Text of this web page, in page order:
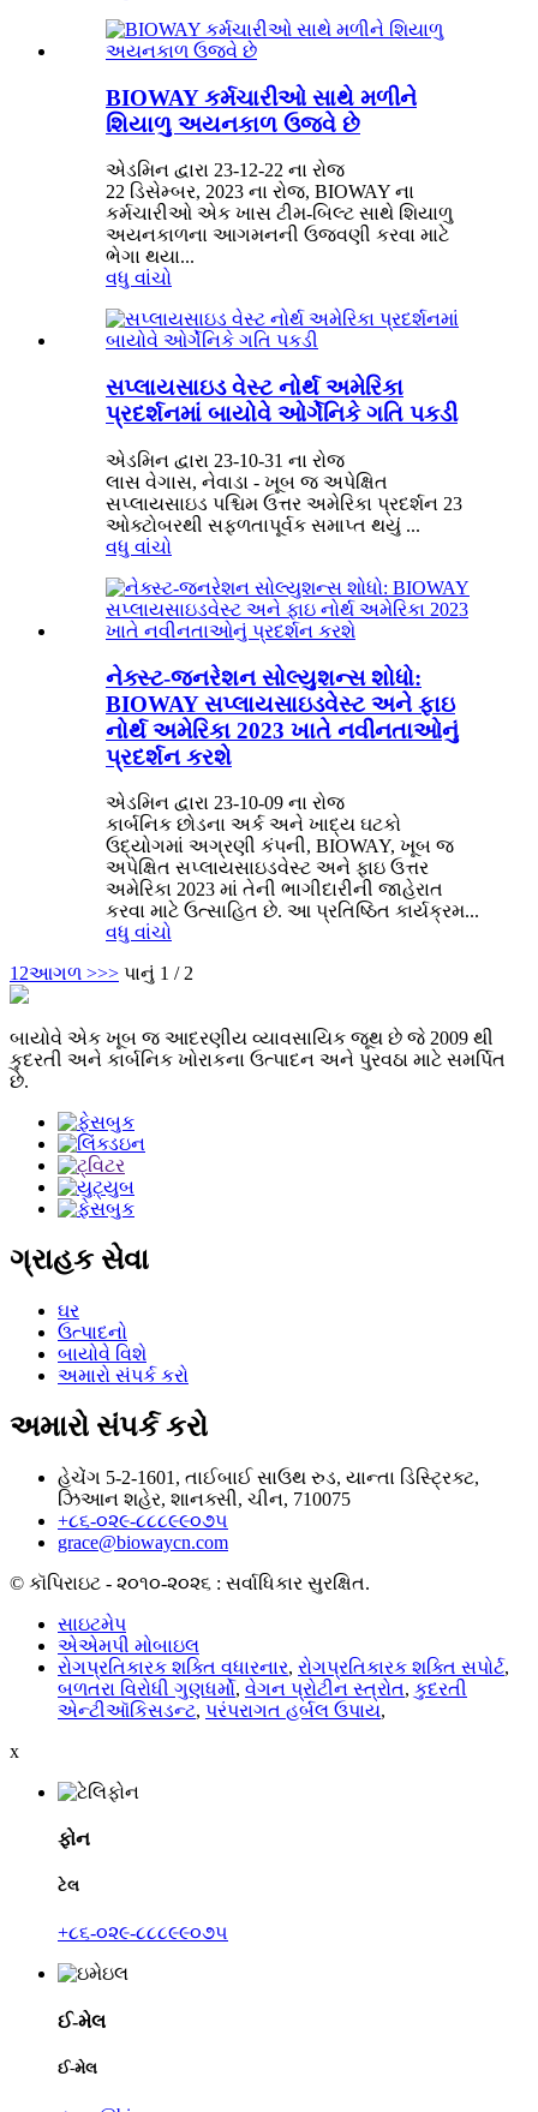
BIOWAY કર્મચારીઓ સાથે મળીને
શિયાળુ અયનકાળ ઉજવે છે
એડમિન દ્વારા 23-12-22 ના રોજ
22 ડિસેમ્બર, 2023 ના રોજ, BIOWAY ના
કર્મચારીઓ એક ખાસ ટીમ-બિલ્ટ સાથે શિયાળુ
અયનકાળના આગમનની ઉજવણી કરવા માટે
ભેગા થયા...
વધુ વાંચો
સપ્લાયસાઇડ વેસ્ટ નોર્થ અમેરિકા
પ્રદર્શનમાં બાયોવે ઓર્ગેનિકે ગતિ પકડી
એડમિન દ્વારા 23-10-31 ના રોજ
લાસ વેગાસ, નેવાડા - ખૂબ જ અપેક્ષિત
સપ્લાયસાઇડ પશ્ચિમ ઉત્તર અમેરિકા પ્રદર્શન 23
ઓક્ટોબરથી સફળતાપૂર્વક સમાપ્ત થયું ...
વધુ વાંચો
નેક્સ્ટ-જનરેશન સોલ્યુશન્સ શોધો:
BIOWAY સપ્લાયસાઇડવેસ્ટ અને ફાઇ
નોર્થ અમેરિકા 2023 ખાતે નવીનતાઓનું
પ્રદર્શન કરશે
એડમિન દ્વારા 23-10-09 ના રોજ
કાર્બનિક છોડના અર્ક અને ખાદ્ય ઘટકો
ઉદ્યોગમાં અગ્રણી કંપની, BIOWAY, ખૂબ જ
અપેક્ષિત સપ્લાયસાઇડવેસ્ટ અને ફાઇ ઉત્તર
અમેરિકા 2023 માં તેની ભાગીદારીની જાહેરાત
કરવા માટે ઉત્સાહિત છે. આ પ્રતિષ્ઠિત કાર્યક્રમ...
વધુ વાંચો
1 2આગળ >>> પાનું 1 / 2
બાયોવે એક ખૂબ જ આદરણીય વ્યાવસાયિક જૂથ છે જે 2009 થી
કુદરતી અને કાર્બનિક ખોરાકના ઉત્પાદન અને પુરવઠા માટે સમર્પિત
છે.
ગ્રાહક સેવા
ઘર
ઉત્પાદનો
બાયોવે વિશે
અમારો સંપર્ક કરો
અમારો સંપર્ક કરો
હેચેંગ 5-2-1601, તાઈબાઈ સાઉથ રુડ, યાન્તા ડિસ્ટ્રિક્ટ,
ઝિઆન શહેર, શાનક્સી, ચીન, 710075
+૮૬-૦૨૯-૮૮૮૯૯૦૭૫
grace@biowaycn.com
© કૉપિરાઇટ - ૨૦૧૦-૨૦૨૬ : સર્વાધિકાર સુરક્ષિત.
સાઇટમેપ
એએમપી મોબાઇલ
રોગપ્રતિકારક શક્તિ વધારનાર, રોગપ્રતિકારક શક્તિ સપોર્ટ,
બળતરા વિરોધી ગુણધર્મો, વેગન પ્રોટીન સ્ત્રોત, કુદરતી
એન્ટીઑકિસડન્ટ, પરંપરાગત હર્બલ ઉપાય,
x
ફોન
ટેલ
+૮૬-૦૨૯-૮૮૮૯૯૦૭૫
ઈ-મેલ
ઈ-મેલ